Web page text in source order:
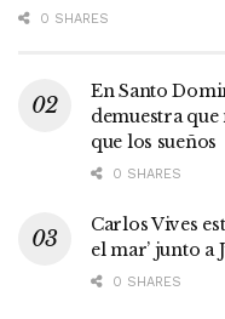
0 SHARES
En Santo
demuestra
que los sueños
0 SHARES
Carlos Vives
el mar’ junto a
0 SHARES